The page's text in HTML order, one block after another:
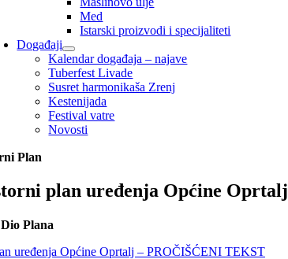
Med
Istarski proizvodi i specijaliteti
Događaji
Kalendar događaja – najave
Tuberfest Livade
Susret harmonikaša Zrenj
Kestenijada
Festival vatre
Novosti
Plan
plan uređenja Općine Oprtalj
Plana
uređenja Općine Oprtalj – PROČIŠĆENI TEKST